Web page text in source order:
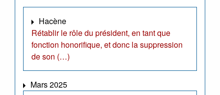
Hacène
Rétablir le rôle du président, en tant que
fonction honorifique, et donc la suppression
de son (…)
Mars 2025